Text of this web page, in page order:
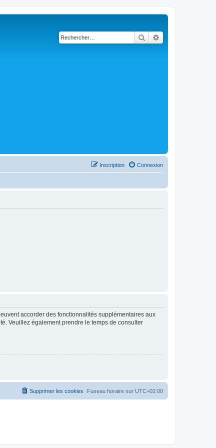
Rechercher
Connexion
Inscription
accorder des fonctionnalités supplémentaires aux
Veuillez également prendre le temps de consulter
Fuseau horaire sur UTC+02:00
Supprimer les cookies